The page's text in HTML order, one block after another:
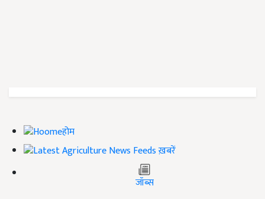
होम
ख़बरें
जॉब्स